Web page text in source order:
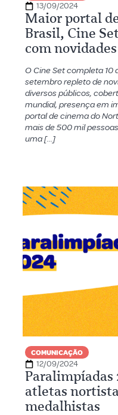
13/09/2024
Maior portal
Brasil, Cine
com novidades
O Cine Set completa 10
setembro repleto de
diversos públicos,
mundial, presença em
portal de cinema do
mais de 500 mil
uma […]
COMUNICAÇÃO
12/09/2024
Paralimpíadas
atletas
medalhistas